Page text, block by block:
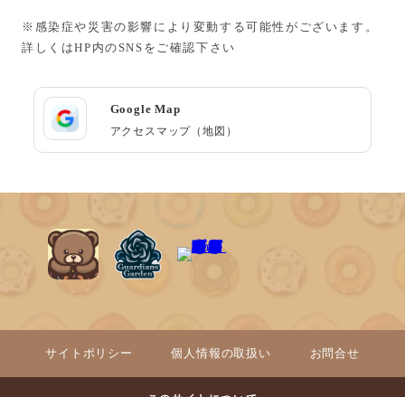
※感染症や災害の影響により変動する可能性がございます。
詳しくはHP内のSNSをご確認下さい
Google Map
アクセスマップ（地図）
サイトポリシー 個人情報の取扱い お問合せ